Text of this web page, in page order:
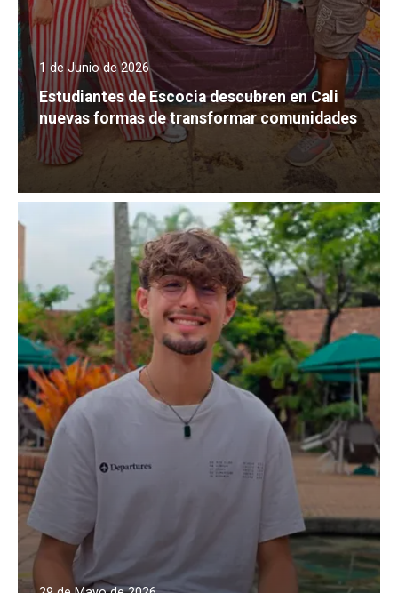
1 de Junio de 2026
Estudiantes de Escocia descubren en Cali
nuevas formas de transformar comunidades